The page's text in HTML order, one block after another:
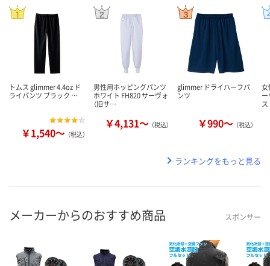
トムス glimmer 4.4oz ド
ライパンツ ブラック …
￥1,540～ （税込）
男性用ホッピングパンツ
ホワイト FH820 サーヴォ
（旧サ…
￥4,131～ （税込）
glimmer ドライハーフパ
ンツ
￥990～ （税込）
女
ー
ス
ランキングをもっと見る
メーカーからのおすすめ商品 スポンサー